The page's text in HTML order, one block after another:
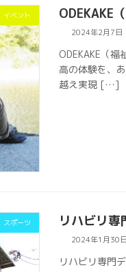
イベント ODEKAKE
2024年2月7日
ODEKAKE（
高の体験を、
越え実現 […]
スポーツ リハビリ
2024年1月30日
リハビリ専門